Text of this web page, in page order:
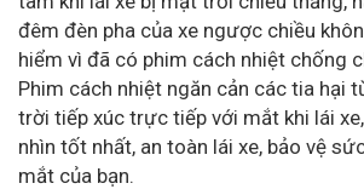
đêm đèn pha của xe ngược chiều
hiểm vì đã có phim cách nhiệt chống
Phim cách nhiệt ngăn cản các tia hại
trời tiếp xúc trực tiếp với mắt khi lái
nhìn tốt nhất, an toàn lái xe, bảo vệ
mắt của bạn.